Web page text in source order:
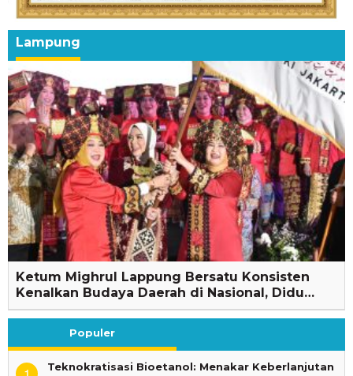
Lampung
Ketum Mighrul Lappung Bersatu Konsisten
Kenalkan Budaya Daerah di Nasional, Didu…
Populer
Teknokratisasi Bioetanol: Menakar Keberlanjutan